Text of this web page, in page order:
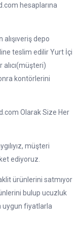
hesaplarına
depo
teslim edilir Yurt İçi
alıcı(müşteri)
kontörlerini
Olarak Size Her
müşteri
ediyoruz.
ürünlerini satmıyor
bulup ucuzluk
uygun fiyatlarla